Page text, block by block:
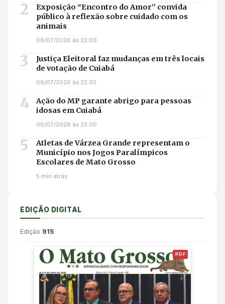
2
Exposição “Encontro do Amor” convida
público à reflexão sobre cuidado com os
animais
06/07/2026 às 22:00
3
Justiça Eleitoral faz mudanças em três locais
de votação de Cuiabá
06/07/2026 às 22:30
4
Ação do MP garante abrigo para pessoas
idosas em Cuiabá
06/07/2026 às 23:00
5
Atletas de Várzea Grande representam o
Município nos Jogos Paralímpicos
Escolares de Mato Grosso
5 min atrás
EDIÇÃO DIGITAL
Edição 915
PDF